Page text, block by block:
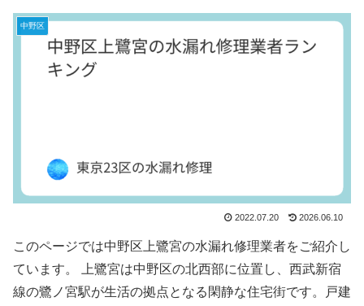
中野区
2022.07.20 2026.06.10
このページでは中野区上鷺宮の水漏れ修理業者をご紹介し
ています。 上鷺宮は中野区の北西部に位置し、西武新宿
線の鷺ノ宮駅が生活の拠点となる閑静な住宅街です。戸建